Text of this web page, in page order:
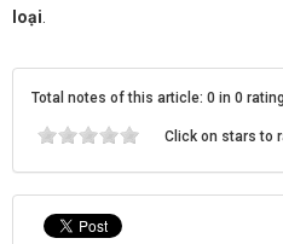
loại
Total notes of this article: 0 in 0 rating
Click on stars to